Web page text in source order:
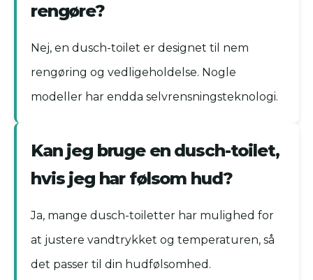
rengøre?
Nej, en dusch-toilet er designet til nem
rengøring og vedligeholdelse. Nogle
modeller har endda selvrensningsteknologi.
Kan jeg bruge en dusch-toilet,
hvis jeg har følsom hud?
Ja, mange dusch-toiletter har mulighed for
at justere vandtrykket og temperaturen, så
det passer til din hudfølsomhed.